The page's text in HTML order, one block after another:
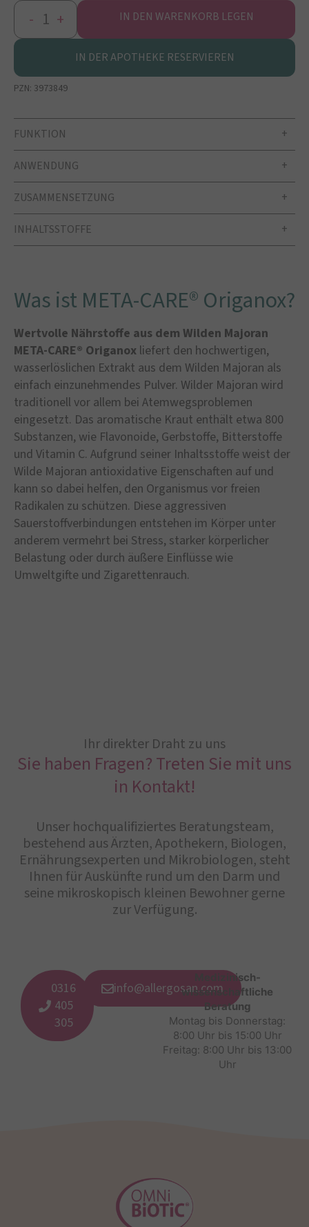
- + IN DEN WARENKORB LEGEN
IN DER APOTHEKE RESERVIEREN
PZN: 3973849
FUNKTION
ANWENDUNG
ZUSAMMENSETZUNG
INHALTSSTOFFE
Was ist META-CARE® Origanox?
Wertvolle Nährstoffe aus dem Wilden Majoran
META-CARE® Origanox liefert den hochwertigen,
wasserlöslichen Extrakt aus dem Wilden Majoran als
einfach einzunehmendes Pulver. Wilder Majoran wird
traditionell vor allem bei Atemwegsproblemen
eingesetzt. Das aromatische Kraut enthält etwa 800
Substanzen, wie Flavonoide, Gerbstoffe, Bitterstoffe
und Vitamin C. Aufgrund seiner Inhaltsstoffe weist der
Wilde Majoran antioxidative Eigenschaften auf und
kann so dabei helfen, den Organismus vor freien
Radikalen zu schützen. Diese aggressiven
Sauerstoffverbindungen entstehen im Körper unter
anderem vermehrt bei Stress, starker körperlicher
Belastung oder durch äußere Einflüsse wie
Umweltgifte und Zigarettenrauch.
Ihr direkter Draht zu uns
Sie haben Fragen? Treten Sie mit uns
in Kontakt!
Unser hochqualifiziertes Beratungsteam,
bestehend aus Ärzten, Apothekern, Biologen,
Ernährungsexperten und Mikrobiologen, steht
Ihnen für Auskünfte rund um den Darm und
seine mikroskopisch kleinen Bewohner gerne
zur Verfügung.
0316
405
305
info@allergosan.com
Medizinisch-
wissenschaftliche
Beratung
Montag bis Donnerstag:
8:00 Uhr bis 15:00 Uhr
Freitag: 8:00 Uhr bis 13:00
Uhr